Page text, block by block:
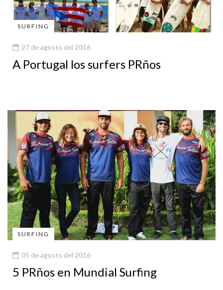
SURFING
27 de agosto del 2016
A Portugal los surfers PRños
SURFING
05 de agosto del 2016
5 PRños en Mundial Surfing